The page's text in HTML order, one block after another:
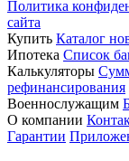
Политика
сайта
Купить Каталог
Ипотека Список
Калькуляторы
рефинансирования
Военнослужащим
О компании
Гарантии